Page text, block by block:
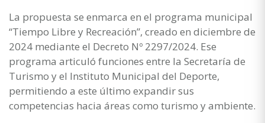
La propuesta se enmarca en el programa municipal
“Tiempo Libre y Recreación”, creado en diciembre de
2024 mediante el Decreto Nº 2297/2024. Ese
programa articuló funciones entre la Secretaría de
Turismo y el Instituto Municipal del Deporte,
permitiendo a este último expandir sus
competencias hacia áreas como turismo y ambiente.